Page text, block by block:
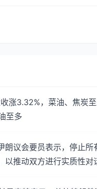
涨3.32%，菜油、焦炭
至多
朗议会要员表示，停止
推动双方进行实质性对